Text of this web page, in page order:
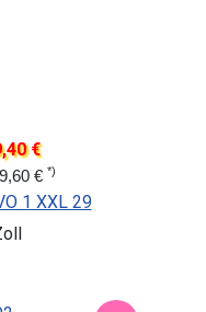
€
€ *)
1 XXL 29